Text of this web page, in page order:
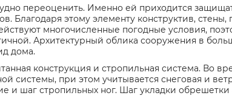
переоценить. Именно ей приходится
Благодаря этому элементу конструктив, стены,
многочисленные погодные условия,
Архитектурный облика сооружения в
дома.
конструкция и стропильная система. Во
системы, при этом учитывается снеговая и
и шаг стропильных ног. Шаг укладки обрешетки